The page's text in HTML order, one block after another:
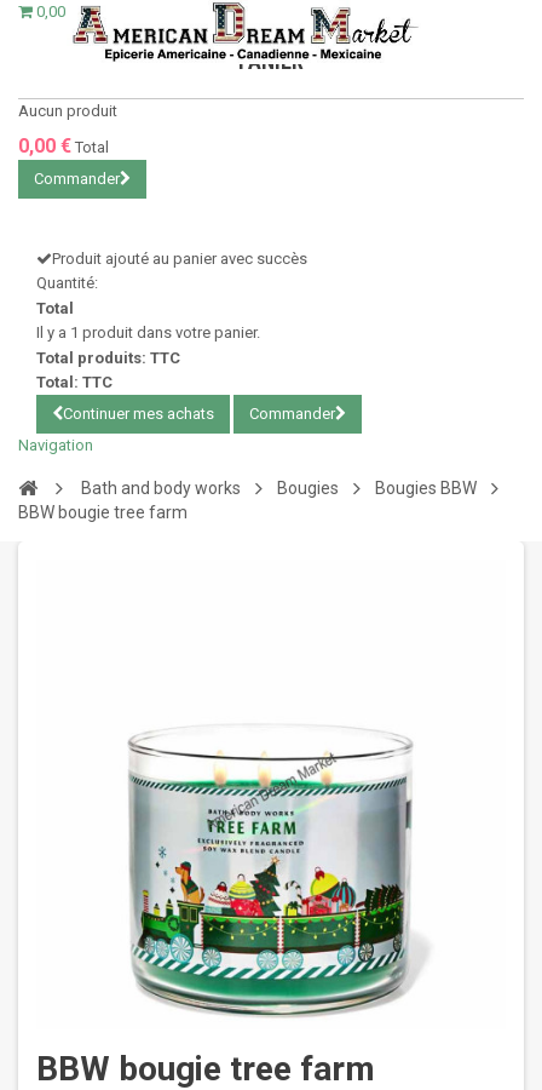
0,00 €
PANIER
Aucun produit
0,00 € Total
Commander
Produit ajouté au panier avec succès
Quantité:
Total
Il y a 1 produit dans votre panier.
Total produits: TTC
Total: TTC
Continuer mes achats
Commander
Navigation
Bath and body works Bougies
Bougies BBW
BBW bougie tree farm
BBW bougie tree farm